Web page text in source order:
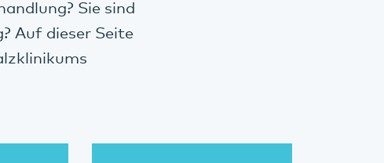
Sie sind
Auf dieser Seite